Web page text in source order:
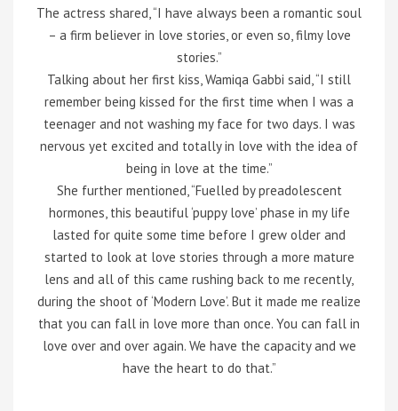
The actress shared, “I have always been a romantic soul
– a firm believer in love stories, or even so, filmy love
stories.”
Talking about her first kiss, Wamiqa Gabbi said, “I still
remember being kissed for the first time when I was a
teenager and not washing my face for two days. I was
nervous yet excited and totally in love with the idea of
being in love at the time.”
She further mentioned, “Fuelled by preadolescent
hormones, this beautiful ‘puppy love’ phase in my life
lasted for quite some time before I grew older and
started to look at love stories through a more mature
lens and all of this came rushing back to me recently,
during the shoot of ‘Modern Love’. But it made me realize
that you can fall in love more than once. You can fall in
love over and over again. We have the capacity and we
have the heart to do that.”